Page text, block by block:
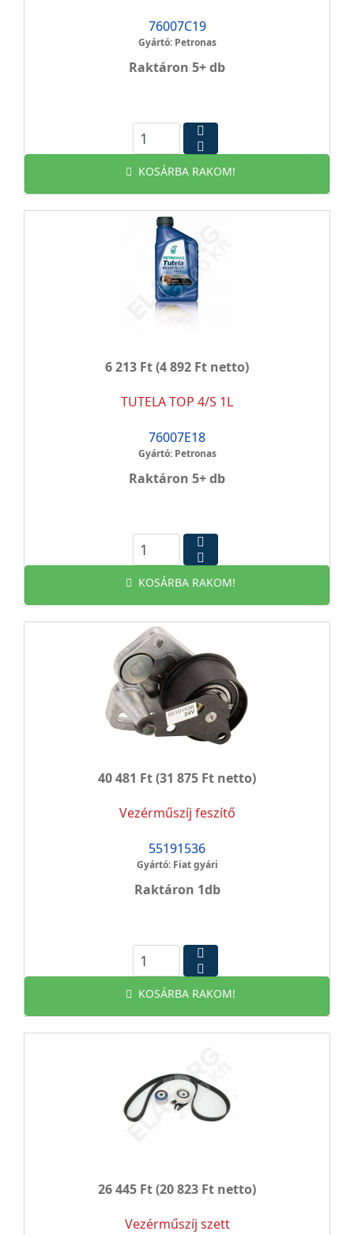
76007C19
Gyártó: Petronas
Raktáron 5+ db
KOSÁRBA RAKOM!
6 213 Ft(4 892 Ft netto)
TUTELA TOP 4/S 1L
76007E18
Gyártó: Petronas
Raktáron 5+ db
KOSÁRBA RAKOM!
40 481 Ft(31 875 Ft netto)
Vezérműszíj feszítő
55191536
Gyártó: Fiat gyári
Raktáron 1db
KOSÁRBA RAKOM!
26 445 Ft(20 823 Ft netto)
Vezérműszíj szett